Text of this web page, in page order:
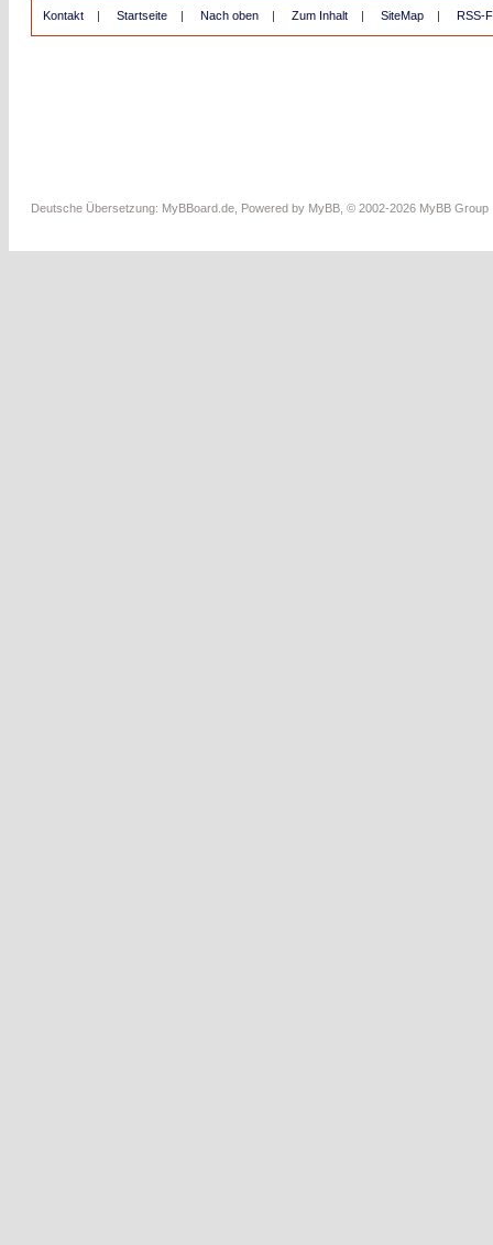
Kontakt | Startseite | Nach oben | Zum Inhalt | SiteMap | RSS-
Deutsche Übersetzung: MyBBoard.de , Powered by MyBB , © 2002-2026 MyBB Group